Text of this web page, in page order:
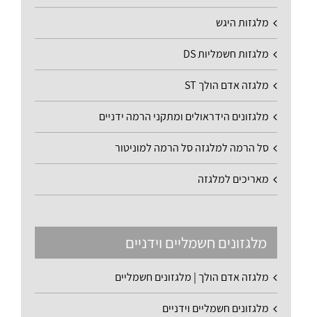
מלגזות היגש
מלגזות חשמליות DS
מלגזה אדם הולך ST
מלגזונים הידראולים ומתקני הרמה ידניים
סל הרמה למלגזה סל הרמה למוניטור
מאריכים למלגזה
מלגזונים חשמליים וידניים
מלגזה אדם הולך | מלגזונים חשמליים
מלגזונים חשמליים וידניים